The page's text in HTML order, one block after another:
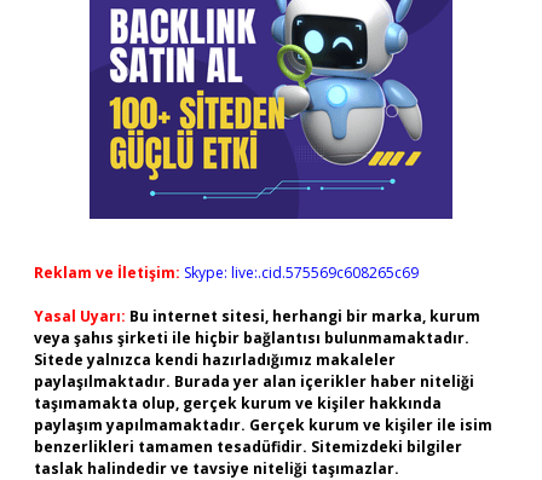
Reklam ve İletişim: Skype: live:.cid.575569c608265c69
Yasal Uyarı: Bu internet sitesi, herhangi bir marka, kurum
veya şahıs şirketi ile hiçbir bağlantısı bulunmamaktadır.
Sitede yalnızca kendi hazırladığımız makaleler
paylaşılmaktadır. Burada yer alan içerikler haber niteliği
taşımamakta olup, gerçek kurum ve kişiler hakkında
paylaşım yapılmamaktadır. Gerçek kurum ve kişiler ile isim
benzerlikleri tamamen tesadüfidir. Sitemizdeki bilgiler
taslak halindedir ve tavsiye niteliği taşımazlar.